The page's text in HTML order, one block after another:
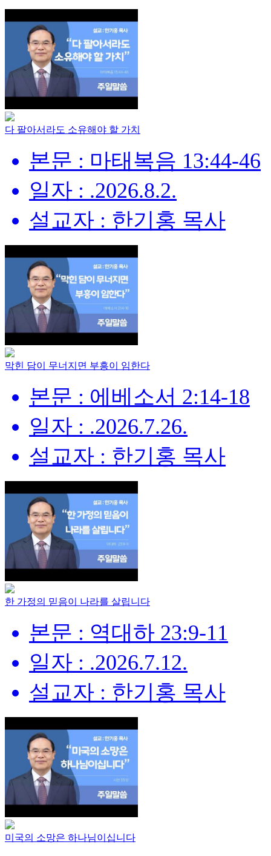
다 팔아서라도 소유해야 할 가치
본문 : 마태복음 13:44-46
일자 : .2026.8.2.
설교자 : 한기홍 목사
막힌 담이 무너지면 부흥이 임한다
본문 : 에베소서 2:14-18
일자 : .2026.7.26.
설교자 : 한기홍 목사
한 가정의 믿음이 나라를 살립니다
본문 : 역대하 23:9-11
일자 : .2026.7.12.
설교자 : 한기홍 목사
미국의 소망은 하나님이십니다